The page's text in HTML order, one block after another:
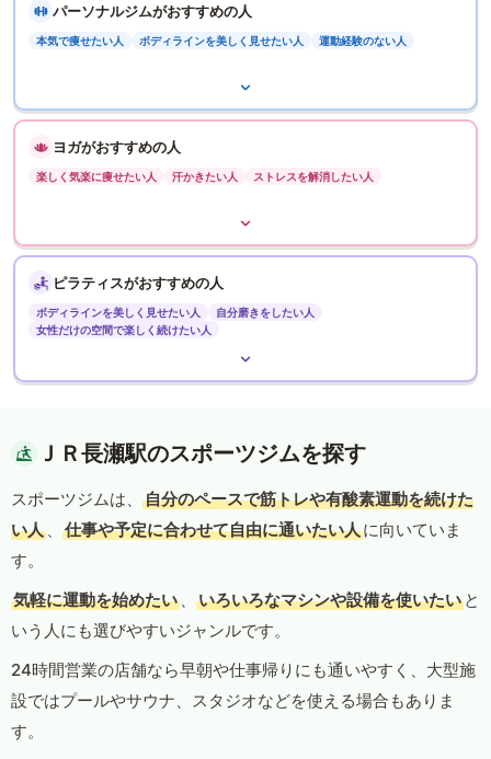
パーソナルジムがおすすめの人
本気で痩せたい人 ボディラインを美しく見せたい人 運動経験のない人
ヨガがおすすめの人
楽しく気楽に痩せたい人 汗かきたい人 ストレスを解消したい人
ピラティスがおすすめの人
ボディラインを美しく見せたい人
自分磨きをしたい人
女性だけの空間で楽しく続けたい人
ＪＲ長瀬駅のスポーツジムを探す
スポーツジムは、
自分のペースで筋トレや有酸素運動を続けた
い人 、 仕事や予定に合わせて自由に通いたい人に向いていま
す。
気軽に運動を始めたい 、 いろいろなマシンや設備を使いたい と
いう人にも選びやすいジャンルです。
24時間営業の店舗なら早朝や仕事帰りにも通いやすく、大型施
設ではプールやサウナ、スタジオなどを使える場合もありま
す。